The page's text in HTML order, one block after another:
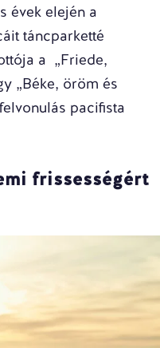
évek elején a
táncparketté
a „Friede,
„Béke, öröm és
pacifista
frissességért